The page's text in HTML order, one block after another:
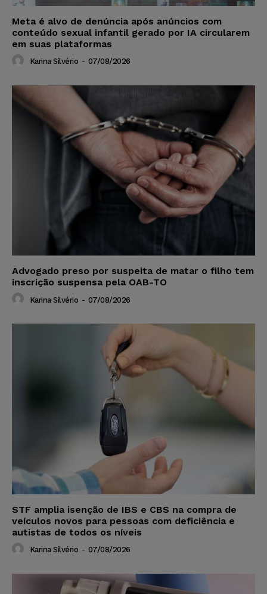
Meta é alvo de denúncia após anúncios com
conteúdo sexual infantil gerado por IA circularem
em suas plataformas
Karina Silvério - 07/08/2026
Advogado preso por suspeita de matar o filho tem
inscrição suspensa pela OAB-TO
Karina Silvério - 07/08/2026
STF amplia isenção de IBS e CBS na compra de
veículos novos para pessoas com deficiência e
autistas de todos os níveis
Karina Silvério - 07/08/2026